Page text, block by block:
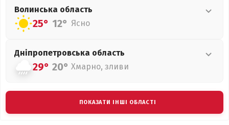
Волинська область
25° 12° Ясно
Дніпропетровська область
29° 20° Хмарно, зливи
ПОКАЗАТИ ІНШІ ОБЛАСТІ